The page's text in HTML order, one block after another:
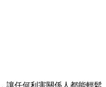
讓任何利害關係人都能輕鬆